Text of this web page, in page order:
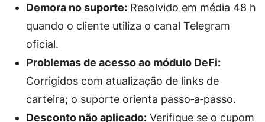
Demora no suporte: Resolvido em média 48 h
quando o cliente utiliza o canal Telegram
oficial.
Problemas de acesso ao módulo DeFi:
Corrigidos com atualização de links de
carteira; o suporte orienta passo‑a‑passo.
Desconto não aplicado: Verifique se o cupom